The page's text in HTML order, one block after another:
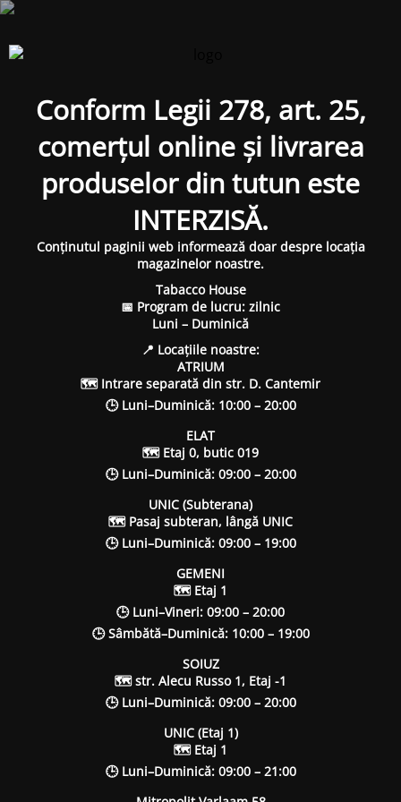
Conform Legii 278, art. 25,
comerțul online și livrarea
produselor din tutun este
INTERZISĂ.
Conținutul paginii web informează doar despre locația
magazinelor noastre.
Tabacco House
📅 Program de lucru: zilnic
Luni – Duminică
📍 Locațiile noastre:
ATRIUM
🗺 Intrare separată din str. D. Cantemir
🕒 Luni–Duminică: 10:00 – 20:00
ELAT
🗺 Etaj 0, butic 019
🕒 Luni–Duminică: 09:00 – 20:00
UNIC (Subterana)
🗺 Pasaj subteran, lângă UNIC
🕒 Luni–Duminică: 09:00 – 19:00
GEMENI
🗺 Etaj 1
🕒 Luni–Vineri: 09:00 – 20:00
🕒 Sâmbătă–Duminică: 10:00 – 19:00
SOIUZ
🗺 str. Alecu Russo 1, Etaj -1
🕒 Luni–Duminică: 09:00 – 20:00
UNIC (Etaj 1)
🗺 Etaj 1
🕒 Luni–Duminică: 09:00 – 21:00